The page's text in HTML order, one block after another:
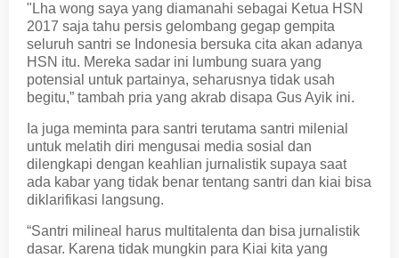
"Lha wong saya yang diamanahi sebagai Ketua HSN
2017 saja tahu persis gelombang gegap gempita
seluruh santri se Indonesia bersuka cita akan adanya
HSN itu. Mereka sadar ini lumbung suara yang
potensial untuk partainya, seharusnya tidak usah
begitu,” tambah pria yang akrab disapa Gus Ayik ini.
Ia juga meminta para santri terutama santri milenial
untuk melatih diri mengusai media sosial dan
dilengkapi dengan keahlian jurnalistik supaya saat
ada kabar yang tidak benar tentang santri dan kiai bisa
diklarifikasi langsung.
“Santri milineal harus multitalenta dan bisa jurnalistik
dasar. Karena tidak mungkin para Kiai kita yang